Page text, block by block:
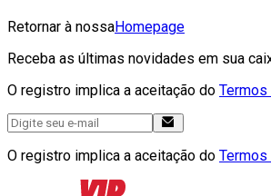
Retornar à nossaHomepage
Receba as últimas novidades em sua
O registro implica a aceitação do
O registro implica a aceitação do